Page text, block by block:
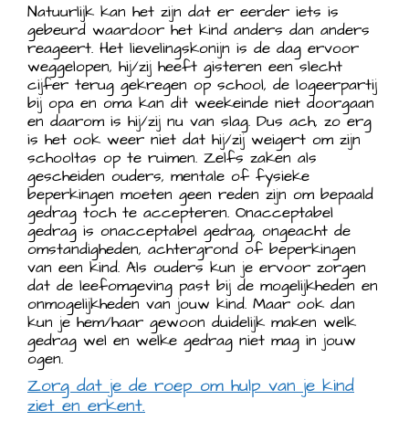
Natuurlijk kan het zijn dat er eerder iets is
gebeurd waardoor het kind anders dan anders
reageert. Het lievelingskonijn is de dag ervoor
weggelopen, hij/zij heeft gisteren een slecht
cijfer terug gekregen op school, de logeerpartij
bij opa en oma kan dit weekeinde niet doorgaan
en daarom is hij/zij nu van slag. Dus ach, zo erg
is het ook weer niet dat hij/zij weigert om zijn
schooltas op te ruimen. Zelfs zaken als
gescheiden ouders, mentale of fysieke
beperkingen moeten geen reden zijn om bepaald
gedrag toch te accepteren. Onacceptabel
gedrag is onacceptabel gedrag, ongeacht de
omstandigheden, achtergrond of beperkingen
van een kind. Als ouders kun je ervoor zorgen
dat de leefomgeving past bij de mogelijkheden en
onmogelijkheden van jouw kind. Maar ook dan
kun je hem/haar gewoon duidelijk maken welk
gedrag wel en welke gedrag niet mag in jouw
ogen.
Zorg dat je de roep om hulp van je kind
ziet en erkent.